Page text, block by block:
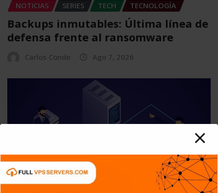
NOTICIAS
SERIES TECH TECNOLOGÍA
Backups inmutables: Última línea de
defensa frente al ransomware
Carlos Conde Ago 7, 2026